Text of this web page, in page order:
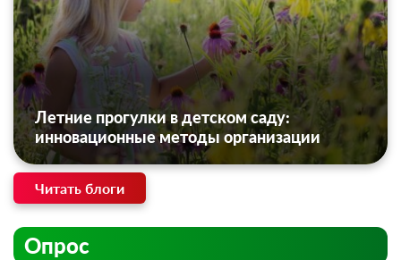
Летние прогулки в детском саду:
инновационные методы организации
Читать блоги
Опрос